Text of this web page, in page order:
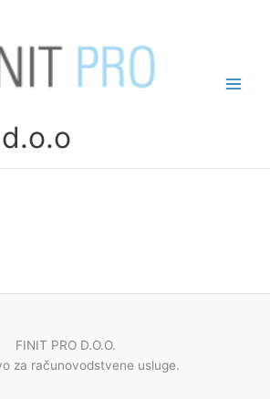
FINIT PRO D.O.O.
za računovodstvene usluge.